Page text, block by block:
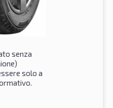
senza
solo a